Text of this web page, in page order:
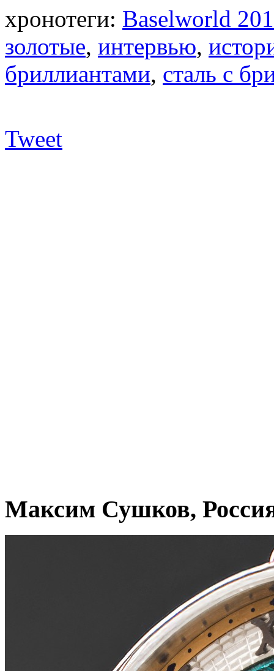
хронотеги: Baselworld
золотые, интервью,
бриллиантами, сталь с
Tweet
Максим Сушков,